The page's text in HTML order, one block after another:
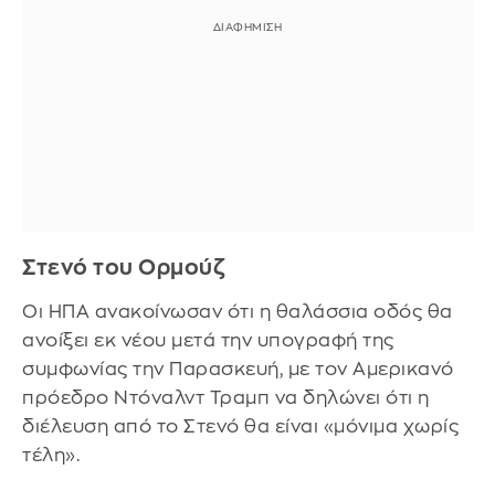
Στενό του Ορμούζ
Οι ΗΠΑ ανακοίνωσαν ότι η θαλάσσια οδός θα
ανοίξει εκ νέου μετά την υπογραφή της
συμφωνίας την Παρασκευή, με τον Αμερικανό
πρόεδρο Ντόναλντ Τραμπ να δηλώνει ότι η
διέλευση από το Στενό θα είναι «μόνιμα χωρίς
τέλη».